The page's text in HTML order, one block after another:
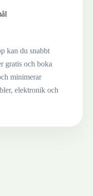
kan du snabbt
gratis och boka
minimerar
elektronik och